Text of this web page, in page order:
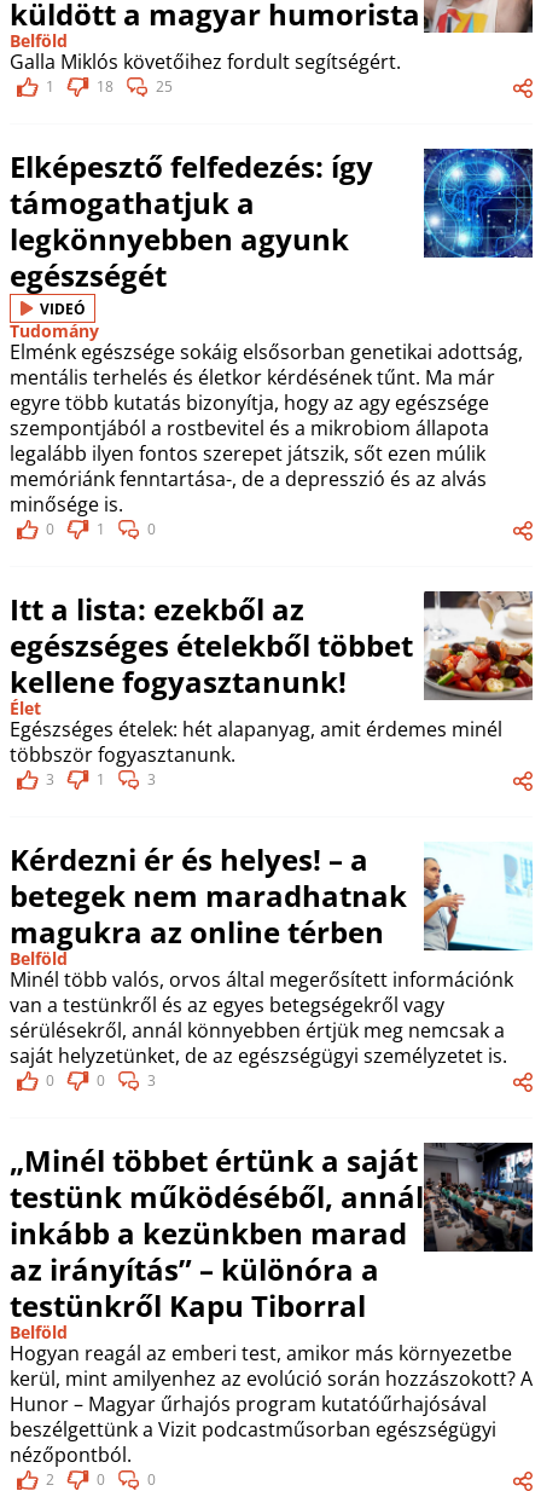
küldött a magyar humorista
Belföld
Galla Miklós követőihez fordult segítségért.
1 18 25
Elképesztő felfedezés: így
támogathatjuk a
legkönnyebben agyunk
egészségét
VIDEÓ
Tudomány
Elménk egészsége sokáig elsősorban genetikai adottság,
mentális terhelés és életkor kérdésének tűnt. Ma már
egyre több kutatás bizonyítja, hogy az agy egészsége
szempontjából a rostbevitel és a mikrobiom állapota
legalább ilyen fontos szerepet játszik, sőt ezen múlik
memóriánk fenntartása-, de a depresszió és az alvás
minősége is.
0 1 0
Itt a lista: ezekből az
egészséges ételekből többet
kellene fogyasztanunk!
Élet
Egészséges ételek: hét alapanyag, amit érdemes minél
többször fogyasztanunk.
3 1 3
Kérdezni ér és helyes! – a
betegek nem maradhatnak
magukra az online térben
Belföld
Minél több valós, orvos által megerősített információnk
van a testünkről és az egyes betegségekről vagy
sérülésekről, annál könnyebben értjük meg nemcsak a
saját helyzetünket, de az egészségügyi személyzetet is.
0 0 3
„Minél többet értünk a saját
testünk működéséből, annál
inkább a kezünkben marad
az irányítás” – különóra a
testünkről Kapu Tiborral
Belföld
Hogyan reagál az emberi test, amikor más környezetbe
kerül, mint amilyenhez az evolúció során hozzászokott? A
Hunor – Magyar űrhajós program kutatóűrhajósával
beszélgettünk a Vizit podcastműsorban egészségügyi
nézőpontból.
2 0 0